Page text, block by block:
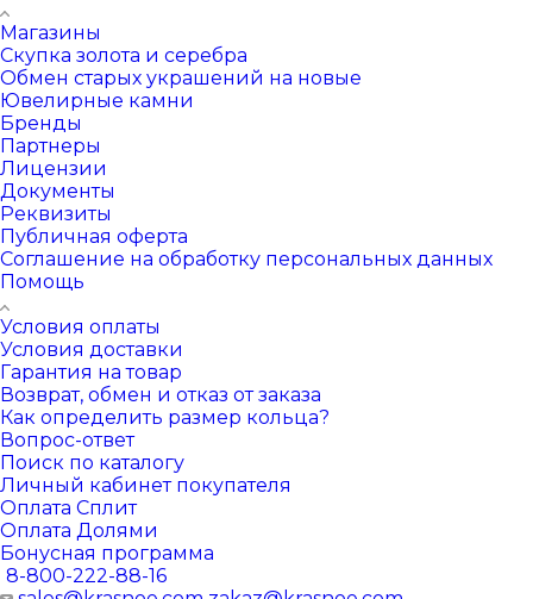
Магазины
Скупка золота и серебра
Обмен старых украшений на новые
Ювелирные камни
Бренды
Партнеры
Лицензии
Документы
Реквизиты
Публичная оферта
Соглашение на обработку персональных данных
Помощь
Условия оплаты
Условия доставки
Гарантия на товар
Возврат, обмен и отказ от заказа
Как определить размер кольца?
Вопрос-ответ
Поиск по каталогу
Личный кабинет покупателя
Оплата Сплит
Оплата Долями
Бонусная программа
8-800-222-88-16